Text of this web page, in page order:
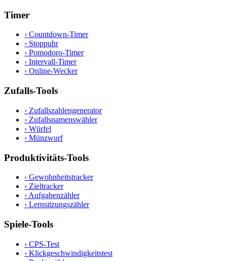
Timer
› Countdown-Timer
› Stoppuhr
› Pomodoro-Timer
› Intervall-Timer
› Online-Wecker
Zufalls-Tools
› Zufallszahlengenerator
› Zufallsnamenswähler
› Würfel
› Münzwurf
Produktivitäts-Tools
› Gewohnheitstracker
› Zieltracker
› Aufgabenzähler
› Lernsitzungszähler
Spiele-Tools
› CPS-Test
› Klickgeschwindigkeitstest